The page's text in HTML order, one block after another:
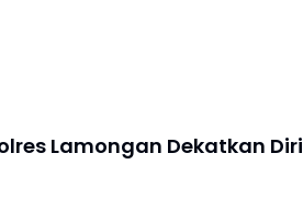
Lamongan Dekatkan Diri